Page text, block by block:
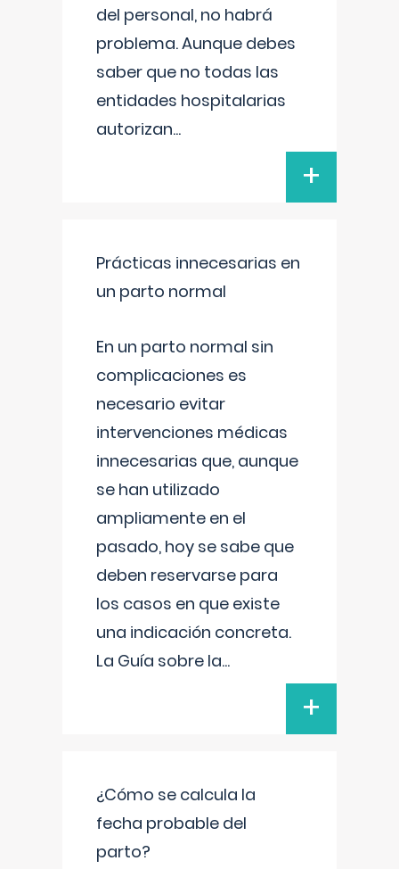
del personal, no habrá
problema. Aunque debes
saber que no todas las
entidades hospitalarias
autorizan...
+
Prácticas innecesarias en
un parto normal
En un parto normal sin
complicaciones es
necesario evitar
intervenciones médicas
innecesarias que, aunque
se han utilizado
ampliamente en el
pasado, hoy se sabe que
deben reservarse para
los casos en que existe
una indicación concreta.
La Guía sobre la...
+
¿Cómo se calcula la
fecha probable del
parto?